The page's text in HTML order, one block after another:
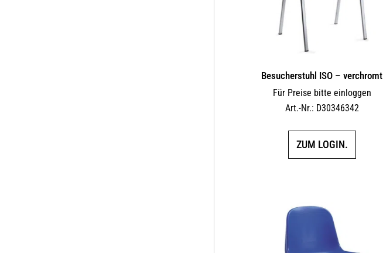
Besucherstuhl ISO – verchromt
Für Preise bitte einloggen
Art.-Nr.: D30346342
ZUM LOGIN.